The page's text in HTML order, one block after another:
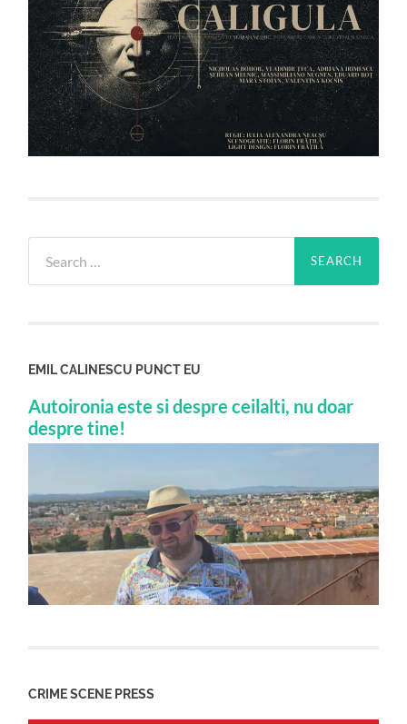
for:
EMIL CALINESCU PUNCT EU
Autoironia este si despre ceilalti, nu doar
despre tine!
CRIME SCENE PRESS